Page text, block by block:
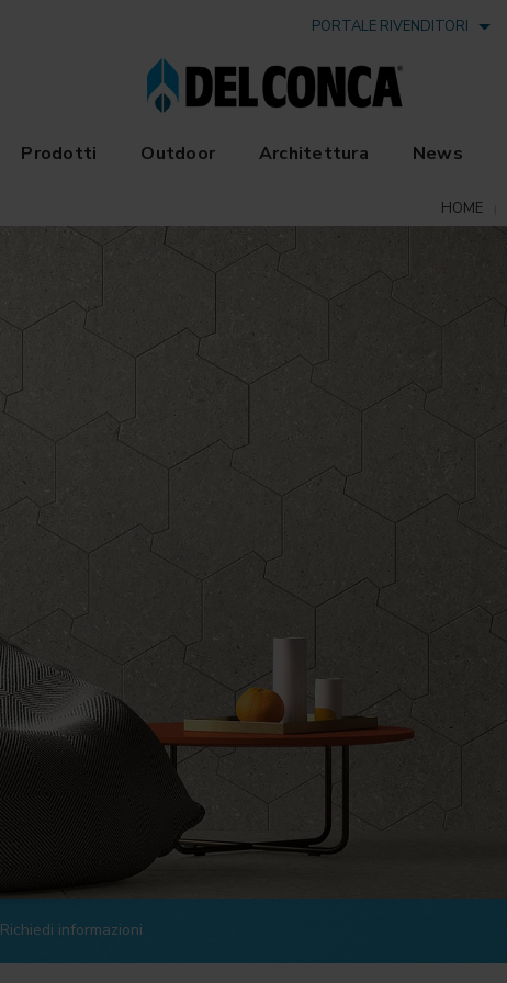
PORTALE RIVENDITORI
Prodotti Outdoor Architettura News
HOME
Richiedi informazioni